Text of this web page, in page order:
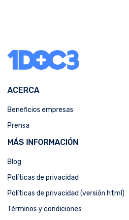
ACERCA
Beneficios empresas
Prensa
MÁS INFORMACIÓN
Blog
Políticas de privacidad
Políticas de privacidad (versión html)
Términos y condiciones